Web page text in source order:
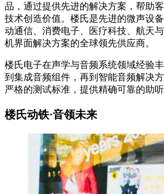
品，通过提供先进的解决方案，帮助
技术创造价值。楼氏是先进的微声设
动通信、消费电子、医疗科技、航天
机界面解决方案的全球领先供应商。
楼氏电子在声学与音频系统领域经验
到集成音频组件，再到智能音频解决
严格的测试标准，提供精确可靠的助听
楼氏动铁·音领未来